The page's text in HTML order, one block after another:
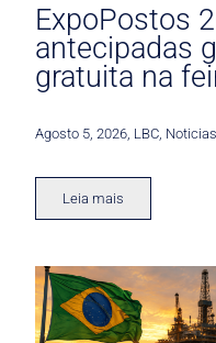
ExpoPostos
antecipadas
gratuita na
Agosto 5, 2026 LBC
Leia mais